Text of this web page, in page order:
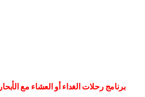
برنامج رحلات الغداء أو العشاء مع الأبحار